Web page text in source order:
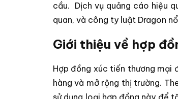
cầu. Dịch vụ quảng cáo hiệu
quan, và công ty luật Dragon
Giới thiệu về hợp
Hợp đồng xúc tiến thương mại
hàng và mở rộng thị trường.